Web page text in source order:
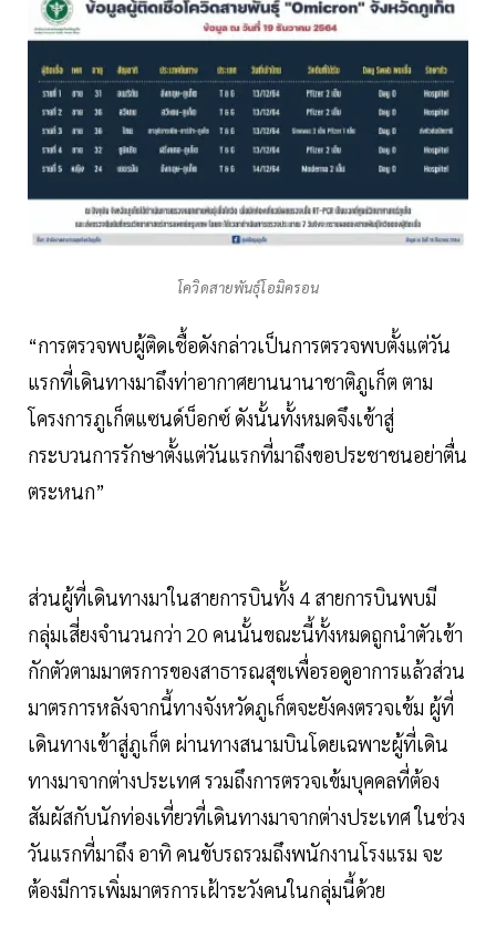
โควิดสายพันธุ์โอมิครอน
“การตรวจพบผู้ติดเชื้อดังกล่าวเป็นการตรวจพบตั้งแต่วัน
แรกที่เดินทางมาถึงท่าอากาศยานนานาชาติภูเก็ต ตาม
โครงการภูเก็ตแซนด์บ็อกซ์ ดังนั้นทั้งหมดจึงเข้าสู่
กระบวนการรักษาตั้งแต่วันแรกที่มาถึงขอประชาชนอย่าตื่น
ตระหนก”
ส่วนผู้ที่เดินทางมาในสายการบินทั้ง 4 สายการบินพบมี
กลุ่มเสี่ยงจำนวนกว่า 20 คนนั้นขณะนี้ทั้งหมดถูกนำตัวเข้า
กักตัวตามมาตรการของสาธารณสุขเพื่อรอดูอาการแล้วส่วน
มาตรการหลังจากนี้ทางจังหวัดภูเก็ตจะยังคงตรวจเข้ม ผู้ที่
เดินทางเข้าสู่ภูเก็ต ผ่านทางสนามบินโดยเฉพาะผู้ที่เดิน
ทางมาจากต่างประเทศ รวมถึงการตรวจเข้มบุคคลที่ต้อง
สัมผัสกับนักท่องเที่ยวที่เดินทางมาจากต่างประเทศ ในช่วง
วันแรกที่มาถึง อาทิ คนขับรถรวมถึงพนักงานโรงแรม จะ
ต้องมีการเพิ่มมาตรการเฝ้าระวังคนในกลุ่มนี้ด้วย